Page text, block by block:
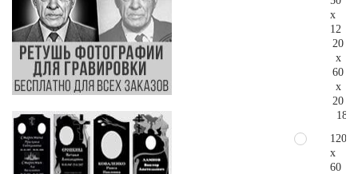
x
12
20
x
60
x
20
120
x
60